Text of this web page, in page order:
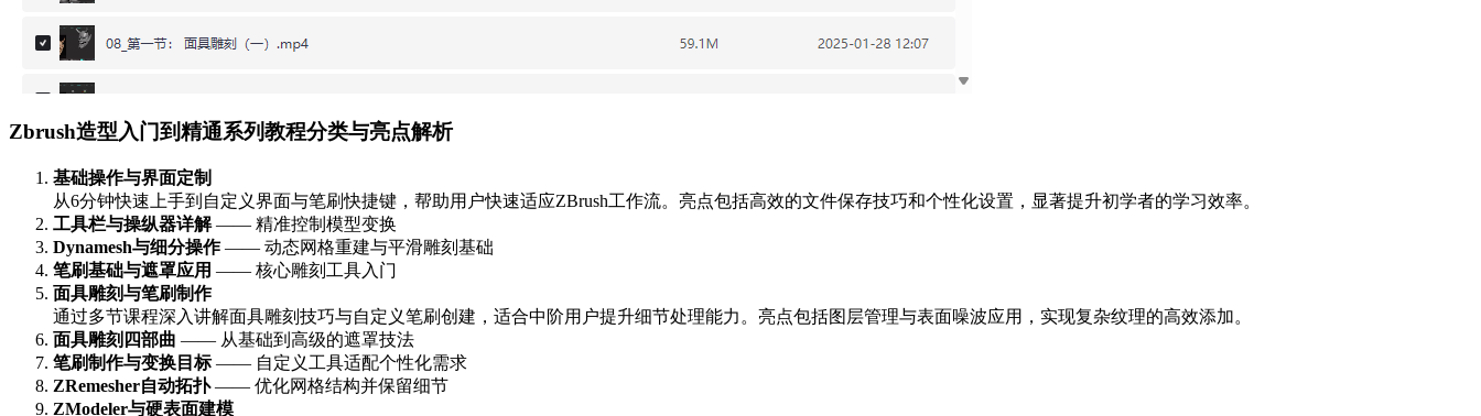
Zbrush造型入门到精通系列教程分类与亮点解析
基础操作与界面定制
从6分钟快速上手到自定义界面与笔刷快捷键，帮助用户快速适应ZBrush工作流。亮点包括高效的文件保存技巧和个性化设置，显著提升初学者的学习效率。
工具栏与操纵器详解—— 精准控制模型变换
Dynamesh与细分操作—— 动态网格重建与平滑雕刻基础
笔刷基础与遮罩应用 —— 核心雕刻工具入门
面具雕刻与笔刷制作
通过多节课程深入讲解面具雕刻技巧与自定义笔刷创建，适合中阶用户提升细节处理能力。亮点包括图层管理与表面噪波应用，实现复杂纹理的高效添加。
面具雕刻四部曲 —— 从基础到高级的遮罩技法
笔刷制作与变换目标—— 自定义工具适配个性化需求
ZRemesher自动拓扑—— 优化网格结构并保留细节
ZModeler与硬表面建模